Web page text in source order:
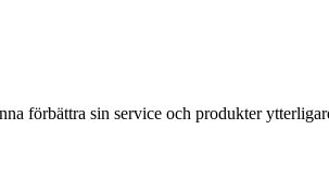
förbättra sin service och produkter